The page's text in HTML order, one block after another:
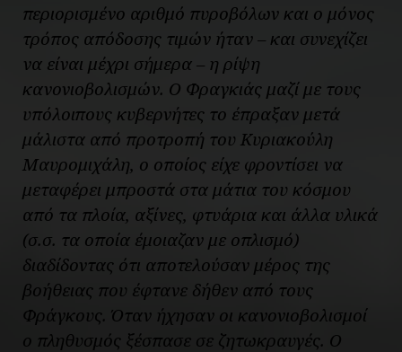
περιορισμένο αριθμό πυροβόλων και ο μόνος
τρόπος απόδοσης τιμών ήταν – και συνεχίζει
να είναι μέχρι σήμερα – η ρίψη
κανονιοβολισμών. Ο Φραγκιάς μαζί με τους
υπόλοιπους κυβερνήτες το έπραξαν μετά
μάλιστα από προτροπή του Κυριακούλη
Μαυρομιχάλη, ο οποίος είχε φροντίσει να
μεταφέρει μπροστά στα μάτια του κόσμου
από τα πλοία, αξίνες, φτυάρια και άλλα υλικά
(σ.σ. τα οποία έμοιαζαν με οπλισμό)
διαδίδοντας ότι αποτελούσαν μέρος της
βοήθειας που έφτανε δήθεν από τους
Φράγκους. Όταν ήχησαν οι κανονιοβολισμοί
ο πληθυσμός ξέσπασε σε ζητωκραυγές. Ο